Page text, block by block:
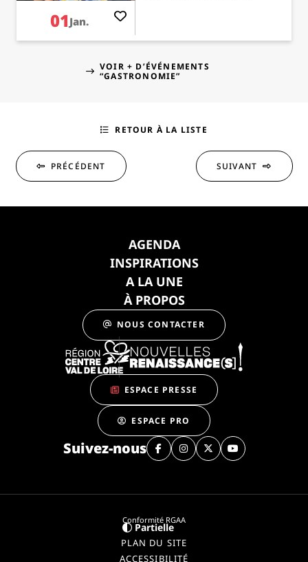
01Jan.
VOIR + D’ÉVÉNEMENTS
“GASTRONOMIE”
PRÉCÉDENT
RETOUR À LA LISTE
SUIVANT
AGENDA
INSPIRATIONS
A LA UNE
À PROPOS
NOUS CONTACTER
ESPACE PRESSE
ESPACE PRO
Suivez-nous
Conformité RGAA
Partielle
PLAN DU SITE
ACCESSIBILITÉ